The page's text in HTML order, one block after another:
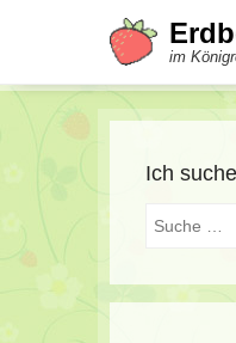
im
Ich
Suche